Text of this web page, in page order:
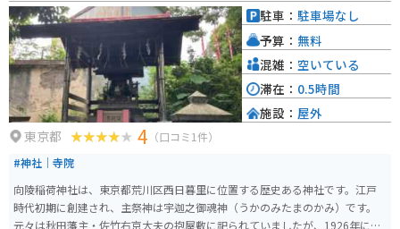
東京都 4 （口コミ1件）
#神社｜寺院
向陵稲荷神社は、東京都荒川区西日暮里に位置する歴史ある神社です。江戸
時代初期に創建され、主祭神は宇迦之御魂神（うかのみたまのかみ）です。
元々は秋田藩主・佐竹右京大夫の抱屋敷に祀られていましたが、1926年に現
駐車： 駐車場なし
予算： 無料
混雑： 空いている
滞在： 0.5時間
施設： 屋外